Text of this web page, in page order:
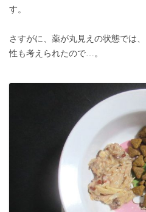
す。
さすがに、薬が丸見えの状態では、
性も考えられたので…。